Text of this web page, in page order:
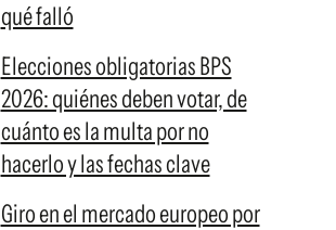
qué falló
Elecciones obligatorias BPS
2026: quiénes deben votar, de
cuánto es la multa por no
hacerlo y las fechas clave
Giro en el mercado europeo por